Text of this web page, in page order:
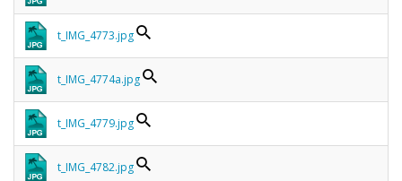
t_IMG_4773.jpg
t_IMG_4774a.jpg
t_IMG_4779.jpg
t_IMG_4782.jpg